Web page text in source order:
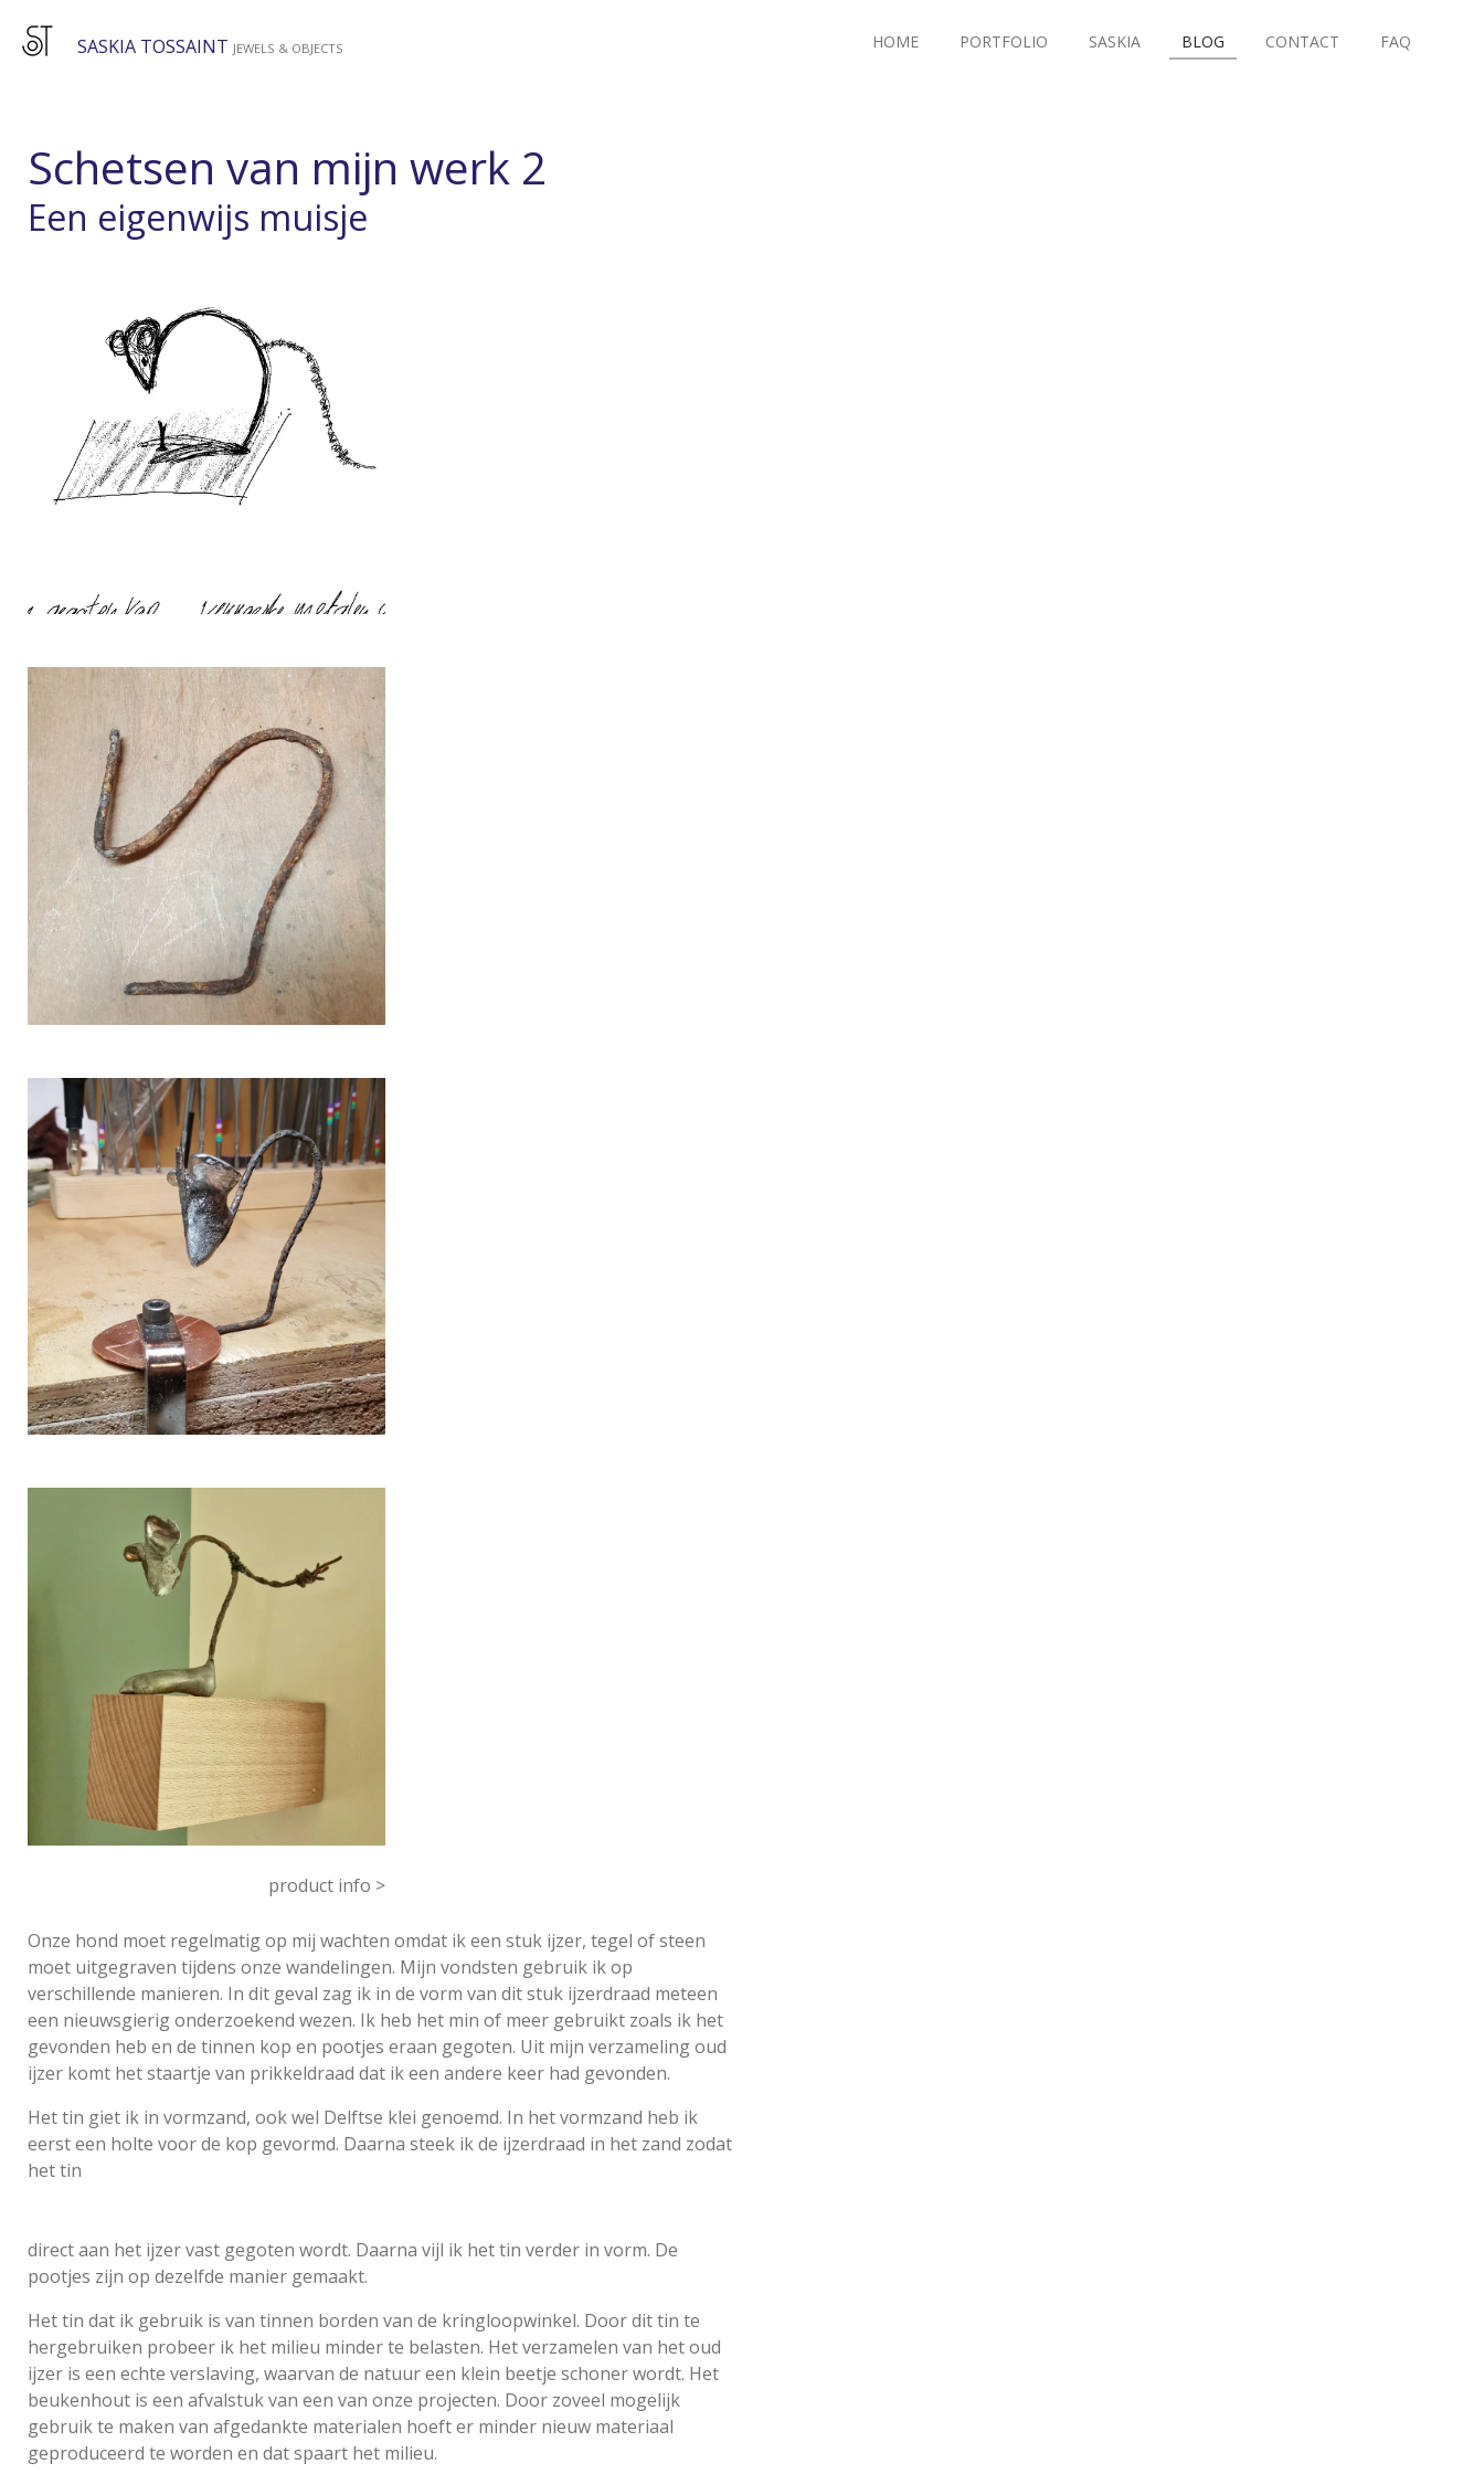
Ga
direct
SASKIA TOSSAINT JEWELS & OBJECTS HOME PORTFOLIO SASKIA BLOG CONTACT FAQ
Schetsen van mijn werk 2
Een eigenwijs muisje
product info >
Onze hond moet regelmatig op mij wachten omdat ik een stuk ijzer, tegel of steen
moet uitgegraven tijdens onze wandelingen. Mijn vondsten gebruik ik op
verschillende manieren. In dit geval zag ik in de vorm van dit stuk ijzerdraad meteen
een nieuwsgierig onderzoekend wezen. Ik heb het min of meer gebruikt zoals ik het
gevonden heb en de tinnen kop en pootjes eraan gegoten. Uit mijn verzameling oud
ijzer komt het staartje van prikkeldraad dat ik een andere keer had gevonden.
Het tin giet ik in vormzand, ook wel Delftse klei genoemd. In het vormzand heb ik
eerst een holte voor de kop gevormd. Daarna steek ik de ijzerdraad in het zand zodat
het tin
direct aan het ijzer vast gegoten wordt. Daarna vijl ik het tin verder in vorm. De
pootjes zijn op dezelfde manier gemaakt.
Het tin dat ik gebruik is van tinnen borden van de kringloopwinkel. Door dit tin te
hergebruiken probeer ik het milieu minder te belasten. Het verzamelen van het oud
ijzer is een echte verslaving, waarvan de natuur een klein beetje schoner wordt. Het
beukenhout is een afvalstuk van een van onze projecten. Door zoveel mogelijk
gebruik te maken van afgedankte materialen hoeft er minder nieuw materiaal
geproduceerd te worden en dat spaart het milieu.